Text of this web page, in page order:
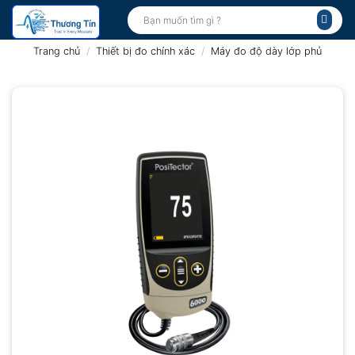
Bỏ
qua
Tìm
kiếm:
Trang chủ / Thiết bị đo chính xác / Máy đo độ dày lớp phủ